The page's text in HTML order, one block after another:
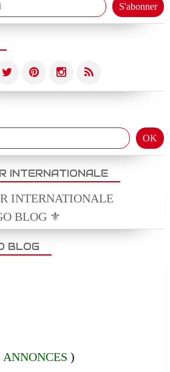
INTERNATIONALE
BLOG ⚜️
BLOG
ANNONCES )